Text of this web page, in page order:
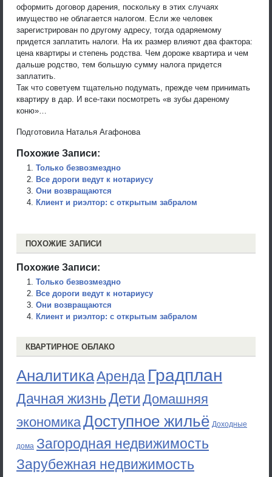
оформить договор дарения, поскольку в этих случаях
имущество не облагается налогом. Если же человек
зарегистрирован по другому адресу, тогда одаряемому
придется заплатить налоги. На их размер влияют два фактора:
цена квартиры и степень родства. Чем дороже квартира и чем
дальше родство, тем большую сумму налога придется
заплатить.
Так что советуем тщательно подумать, прежде чем принимать
квартиру в дар. И все-таки посмотреть «в зубы дареному
коню»…
Подготовила Наталья Агафонова
Похожие Записи:
Только безвозмездно
Все дороги ведут к нотариусу
Они возвращаются
Клиент и риэлтор: с открытым забралом
ПОХОЖИЕ ЗАПИСИ
Похожие Записи:
Только безвозмездно
Все дороги ведут к нотариусу
Они возвращаются
Клиент и риэлтор: с открытым забралом
КВАРТИРНОЕ ОБЛАКО
АналитикаАренда Градплан
Дачная жизньДети Домашняя
экономикаДоступное жильё Доходные
дома Загородная недвижимость
Зарубежная недвижимость